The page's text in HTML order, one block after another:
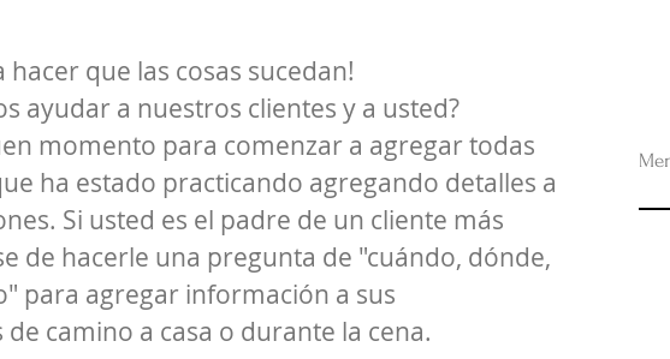
que las cosas sucedan!
ayudar a nuestros clientes y a usted?
momento para comenzar a agregar todas
ha estado practicando agregando detalles a
Si usted es el padre de un cliente más
de hacerle una pregunta de "cuándo, dónde,
para agregar información a sus
camino a casa o durante la cena.